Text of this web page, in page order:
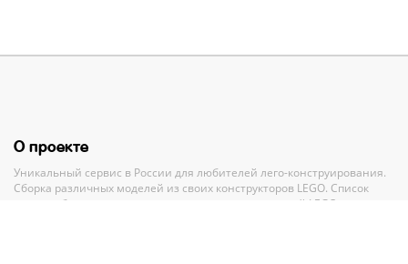
О проекте
Уникальный сервис в России для любителей лего-конструирования.
Сборка различных моделей из своих конструкторов LEGO. Список
своих наборов, вишлист и анализ всех своих деталей LEGO.